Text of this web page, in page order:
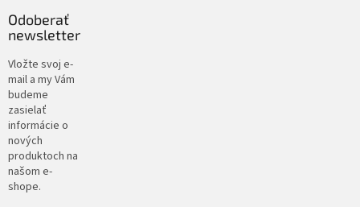
Odoberať
newsletter
Vložte svoj e-
mail a my Vám
budeme
zasielať
informácie o
nových
produktoch na
našom e-
shope.